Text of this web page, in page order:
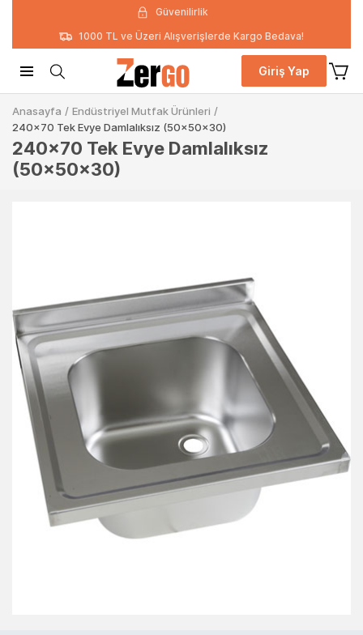
Güvenilirlik
1000 TL ve Üzeri Alışverişlerde Kargo Bedava!
Giriş Yap
Anasayfa / Endüstriyel Mutfak Ürünleri /
240x70 Tek Evye Damlalıksız (50x50x30)
240x70 Tek Evye Damlalıksız
(50x50x30)